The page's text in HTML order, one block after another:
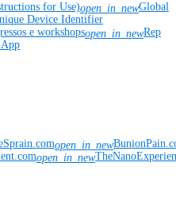
for Use)open_in_newGlobal
Device Identifier
e workshopsopen_in_newRep
open_in_new
open_in_new